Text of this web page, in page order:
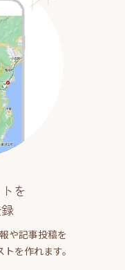
を
や記事投稿を
を作れます。